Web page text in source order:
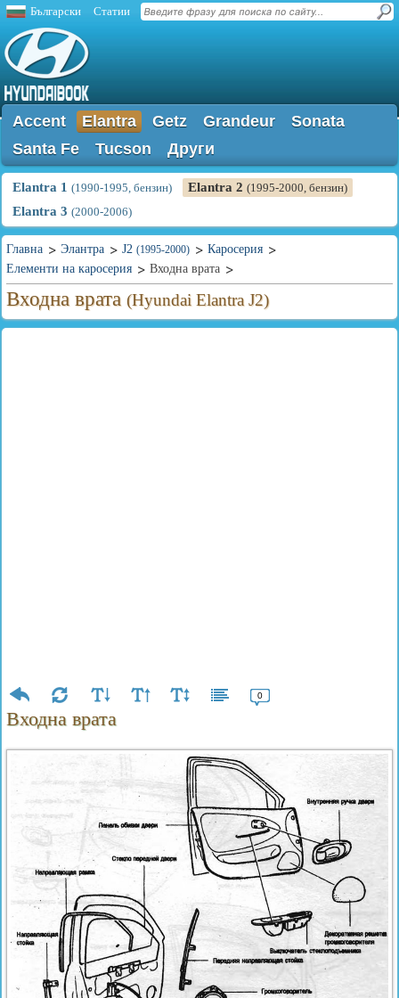
Български Статии
Accent Elantra Getz Grandeur
Sonata
Santa Fe
Tucson Други
Elantra 1 (1990-1995, бензин) Elantra 2 (1995-2000, бензин)
Elantra 3 (2000-2006)
Главна Элантра J2 (1995-2000)
Каросерия
Елементи на каросерия
Входна врата
Входна врата (Hyundai Elantra J2)
0
Входна врата